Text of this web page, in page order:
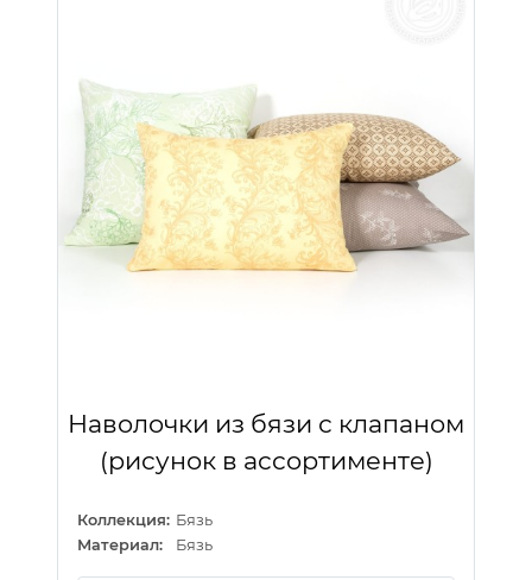
Наволочки из бязи с клапаном
(рисунок в ассортименте)
Коллекция: Бязь
Материал:
Бязь